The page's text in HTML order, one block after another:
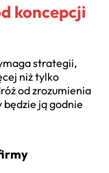
koncepcji
strategii,
niż tylko
od zrozumienia
ją godnie